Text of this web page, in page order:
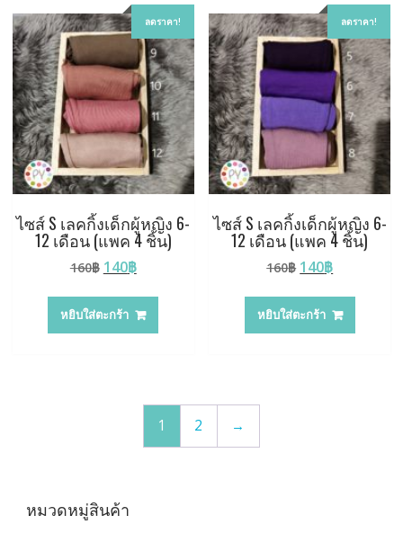
ลดราคา!
ไซส์ S เลคกิ้งเด็กผู้หญิง 6-
12 เดือน (แพค 4 ชิ้น)
160฿ Original
was:
160฿.
140฿Current
is:
140฿.
หยิบใส่ตะกร้า
ลดราคา!
ไซส์ S เลคกิ้งเด็กผู้หญิง 6-
12 เดือน (แพค 4 ชิ้น)
160฿ Original
was:
160฿.
140฿Current
is:
140฿.
หยิบใส่ตะกร้า
1 2 →
หมวดหมู่สินค้า